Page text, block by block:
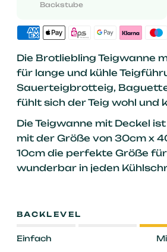
Backstube
Die Brotliebling Teigwanne
für lange und kühle
Sauerteigbrotteig,
fühlt sich der Teig wohl und
Die Teigwanne mit Deckel
mit der Größe von 30cm x
10cm die perfekte Größe
wunderbar in jeden
BACKLEVEL
Einfach